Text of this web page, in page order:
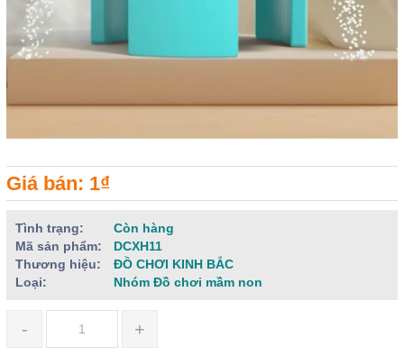
Giá bán: 1₫
Tình trạng:
Còn hàng
Mã sản phẩm:
DCXH11
Thương hiệu:
ĐỒ CHƠI KINH BẮC
Loại:
Nhóm Đồ chơi mầm non
- +